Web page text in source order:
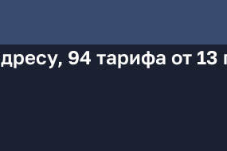
94 тарифа от 13